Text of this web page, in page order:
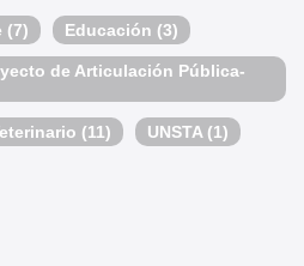
(7) Educación (3)
de Articulación Pública-
(11) UNSTA (1)